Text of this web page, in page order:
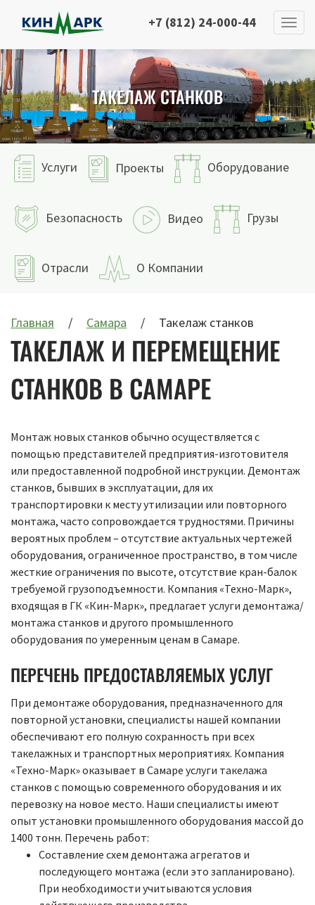
+7 (812) 24-000-44
ТАКЕЛАЖ СТАНКОВ
Услуги Проекты Оборудование
Безопасность Видео Грузы
Отрасли О Компании
Главная Самара Такелаж станков
ТАКЕЛАЖ И ПЕРЕМЕЩЕНИЕ
СТАНКОВ В САМАРЕ
Монтаж новых станков обычно осуществляется с
помощью представителей предприятия-изготовителя
или предоставленной подробной инструкции. Демонтаж
станков, бывших в эксплуатации, для их
транспортировки к месту утилизации или повторного
монтажа, часто сопровождается трудностями. Причины
вероятных проблем – отсутствие актуальных чертежей
оборудования, ограниченное пространство, в том числе
жесткие ограничения по высоте, отсутствие кран-балок
требуемой грузоподъемности. Компания «Техно-Марк»,
входящая в ГК «Кин-Марк», предлагает услуги демонтажа/
монтажа станков и другого промышленного
оборудования по умеренным ценам в Самаре.
ПЕРЕЧЕНЬ ПРЕДОСТАВЛЯЕМЫХ УСЛУГ
При демонтаже оборудования, предназначенного для
повторной установки, специалисты нашей компании
обеспечивают его полную сохранность при всех
такелажных и транспортных мероприятиях. Компания
«Техно-Марк» оказывает в Самаре услуги такелажа
станков с помощью современного оборудования и их
перевозку на новое место. Наши специалисты имеют
опыт установки промышленного оборудования массой до
1400 тонн. Перечень работ:
Составление схем демонтажа агрегатов и
последующего монтажа (если это запланировано).
При необходимости учитываются условия